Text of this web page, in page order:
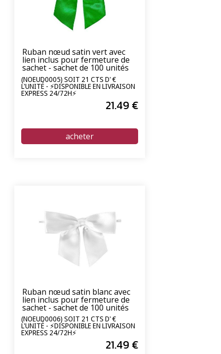
Ruban nœud satin vert avec
lien inclus pour fermeture de
sachet - sachet de 100 unités
(NOEUD0005) SOIT 21 CTS D' €
L'UNITÉ - ⚡DISPONIBLE EN LIVRAISON
EXPRESS 24/72H⚡
21.49 €
Ruban nœud satin blanc avec
lien inclus pour fermeture de
sachet - sachet de 100 unités
(NOEUD0006) SOIT 21 CTS D' €
L'UNITÉ - ⚡DISPONIBLE EN LIVRAISON
EXPRESS 24/72H⚡
21.49 €